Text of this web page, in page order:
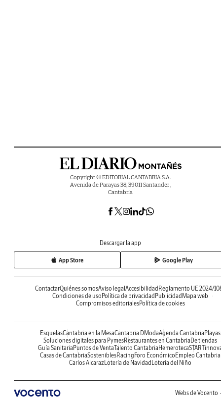
Copyright © EDITORIAL CANTABRIA S.A.
Avenida de Parayas 38, 39011 Santander ,
Cantabria
Descargar la app
App Store Google Play
ContactarQuiénes somosAviso legal Accesibilidad Reglamento UE 2024/
Condiciones de uso Política de privacidad Publicidad Mapa web
Compromisos editorialesPolítica de cookies
EsquelasCantabria en la MesaCantabria DModaAgenda Cantabria Playas
Soluciones digitales para PymesRestaurantes en Cantabria De tiendas
Guía Sanitaria Puntos de VentaTalento Cantabria Hemeroteca
Casas de CantabriaSosteniblesRacing Foro Económico Empleo Cantabria
Carlos AlcarazLotería de Navidad Lotería del Niño
Webs de Vocento